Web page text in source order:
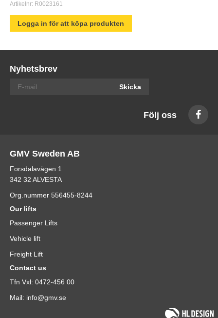
Artikelnr: R0023161
Logga in för att köpa produkten
Nyhetsbrev
Skicka
Följ oss
GMV Sweden AB
Forsdalavägen 1
342 32 ALVESTA
Org.nummer 556455-8244
Our lifts
Passenger Lifts
Vehicle lift
Freight Lift
Contact us
Tfn Vxl: 0472-456 00
Mail: info@gmv.se